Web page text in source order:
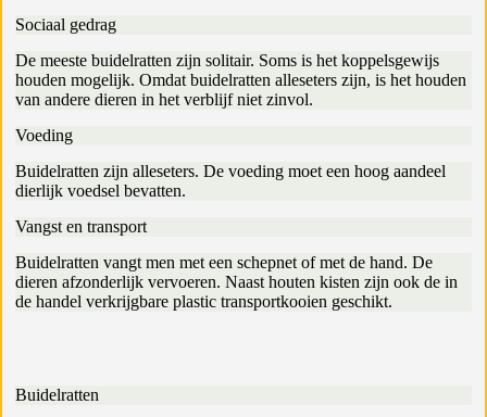
Sociaal gedrag
De meeste buidelratten zijn solitair. Soms is het koppelsgewijs
houden mogelijk. Omdat buidelratten alleseters zijn, is het houden
van andere dieren in het verblijf niet zinvol.
Voeding
Buidelratten zijn alleseters. De voeding moet een hoog aandeel
dierlijk voedsel bevatten.
Vangst en transport
Buidelratten vangt men met een schepnet of met de hand. De
dieren afzonderlijk vervoeren. Naast houten kisten zijn ook de in
de handel verkrijgbare plastic transportkooien geschikt.
Buidelratten